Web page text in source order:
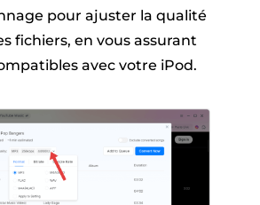
pour ajuster la qualité
fichiers, en vous assurant
avec votre iPod.